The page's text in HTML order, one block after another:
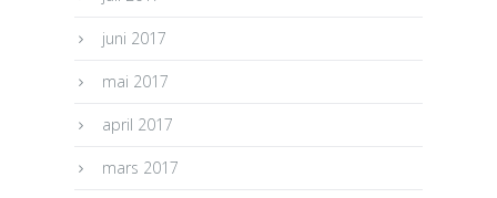
juni 2017
mai 2017
april 2017
mars 2017